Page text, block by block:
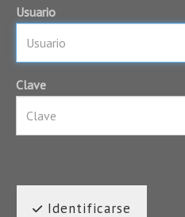
Usuario
Clave
Identificarse